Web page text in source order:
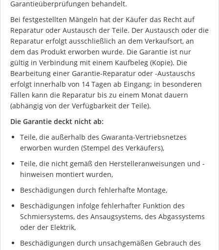
Garantieüberprüfungen behandelt.
Bei festgestellten Mängeln hat der Käufer das Recht auf
Reparatur oder Austausch der Teile. Der Austausch oder die
Reparatur erfolgt ausschließlich an dem Verkaufsort, an
dem das Produkt erworben wurde. Die Garantie ist nur
gültig in Verbindung mit einem Kaufbeleg (Kopie). Die
Bearbeitung einer Garantie-Reparatur oder -Austauschs
erfolgt innerhalb von 14 Tagen ab Eingang; in besonderen
Fällen kann die Reparatur bis zu einem Monat dauern
(abhängig von der Verfügbarkeit der Teile).
Die Garantie deckt nicht ab:
Teile, die außerhalb des Gwaranta-Vertriebsnetzes
erworben wurden (Stempel des Verkäufers),
Teile, die nicht gemäß den Herstelleranweisungen und -
hinweisen montiert wurden,
Beschädigungen durch fehlerhafte Montage,
Beschädigungen infolge fehlerhafter Funktion des
Schmiersystems, des Ansaugsystems, des Abgassystems
oder der Elektrik,
Beschädigungen durch unsachgemäßen Gebrauch des